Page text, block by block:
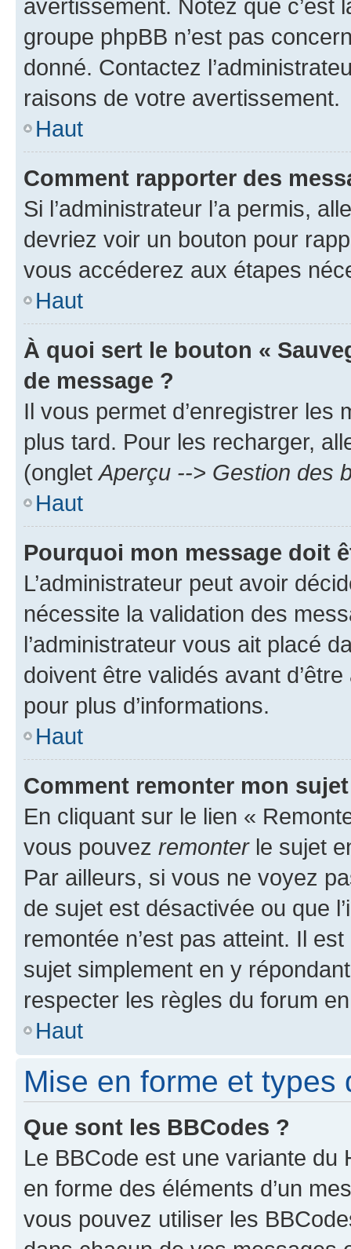
avertissement. Notez que c’est
groupe phpBB n’est pas
donné. Contactez
raisons de votre avertissement.
Haut
Comment rapporter des
Si l’administrateur l’a permis,
devriez voir un bouton pour
vous accéderez aux étapes
Haut
À quoi sert le bouton «
de message ?
Il vous permet d’enregistrer
plus tard. Pour les recharger,
(onglet Aperçu --> Gestion des
Haut
Pourquoi mon message doit
L’administrateur peut avoir
nécessite la validation des
l’administrateur vous ait placé
doivent être validés avant
pour plus d’informations.
Haut
Comment remonter mon
En cliquant sur le lien «
vous pouvez remonterle sujet
Par ailleurs, si vous ne voyez
de sujet est désactivée ou que
remontée n’est pas atteint. Il
sujet simplement en y
respecter les règles du forum
Haut
Mise en forme et types
Que sont les BBCodes ?
Le BBCode est une variante du
en forme des éléments d’un
vous pouvez utiliser les